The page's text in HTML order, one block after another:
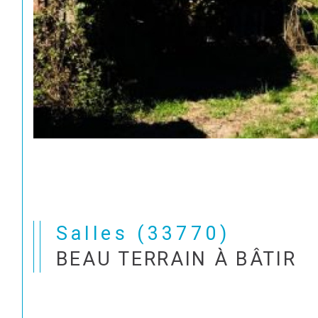
Salles (33770)
BEAU TERRAIN À BÂTIR